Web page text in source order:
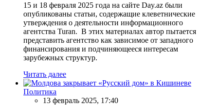
15 и 18 февраля 2025 года на сайте Day.az были
опубликованы статьи, содержащие клеветнические
утверждения о деятельности информационного
агентства Turan. В этих материалах автор пытается
представить агентство как зависимое от западного
финансирования и подчиняющееся интересам
зарубежных структур.
Читать далее
Политика
13 февраль 2025, 17:40